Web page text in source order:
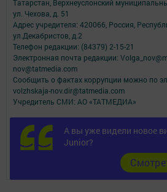
А вы уже видели новое
Junior?
Татарстан, Верхнеуслонский
ул. Чехова, д. 51
Адрес учредителя: 420066, Россия,
ул.Декабристов, д.2
Телефон редакции: (84379) 2-15-21
Электронная почта редакции:
nov@tatmedia.com
Сообщить о фактах коррупции можно по
volzhskaja-nov.dir@tatmedia.com
Учредитель СМИ: АО «ТАТМЕДИА»
Антикоррупционная политика
АО «ТАТМЕДИА» использует «cookie»для
удобства пользователей сайтом.
Использование «cookie» можно отменить в
Политика конфиденциальности